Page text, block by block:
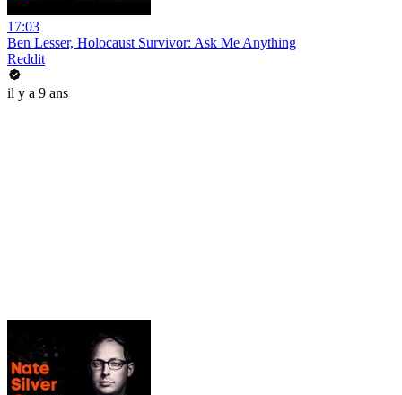
17:03
Ben Lesser, Holocaust Survivor: Ask Me Anything
Reddit
il y a 9 ans